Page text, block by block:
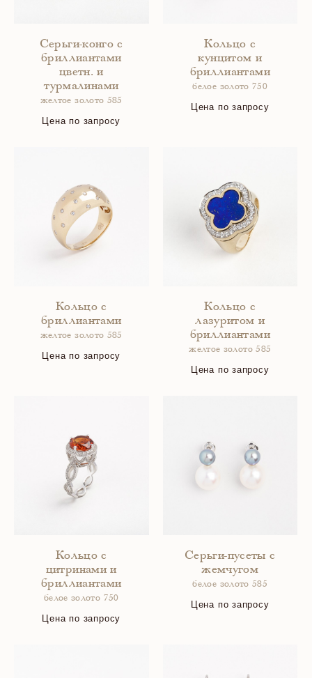
Серьги-конго с
бриллиантами
цветн. и
турмалинами
желтое золото 585
Цена по запросу
Кольцо с
кунцитом и
бриллиантами
белое золото 750
Цена по запросу
Кольцо с
бриллиантами
желтое золото 585
Цена по запросу
Кольцо с
лазуритом и
бриллиантами
желтое золото 585
Цена по запросу
Кольцо с
цитринами и
бриллиантами
белое золото 750
Цена по запросу
Серьги-пусеты с
жемчугом
белое золото 585
Цена по запросу